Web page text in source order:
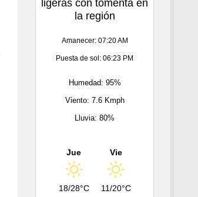
ligeras con tomenta en
la región
Amanecer: 07:20 AM
Puesta de sol: 06:23 PM
Humedad: 95%
Viento: 7.6 Kmph
Lluvia: 80%
Jue
18/28°C
Vie
11/20°C